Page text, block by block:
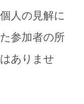
人の見解に
参加者の所
ありませ